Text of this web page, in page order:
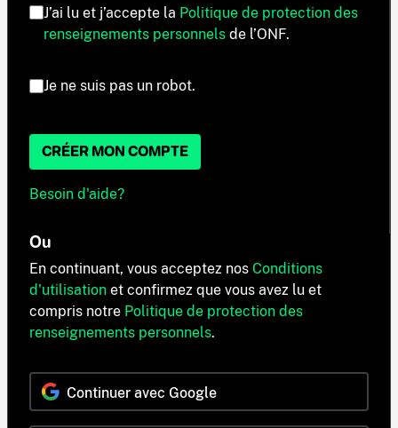
J’ai lu et j’accepte la Politique de protection des
renseignements personnels de l’ONF.
Je ne suis pas un robot.
CRÉER MON COMPTE
Besoin d'aide?
Ou
En continuant, vous acceptez nos Conditions
d'utilisation et confirmez que vous avez lu et
compris notre Politique de protection des
renseignements personnels.
Continuer avec Google